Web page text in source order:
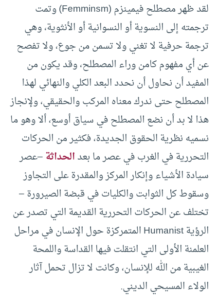
لقد ظهر مصطلح فيمينزم (Femminsm) وتمت
ترجمته إلى النسوية أو النسوانية أو الأنثوية، وهي
ترجمة حرفية لا تغني ولا تسمن من جوع، ولا تفصح
عن أي مفهوم كامن وراء المصطلح، وقد يكون من
المفيد أن نحاول أن نحدد البعد الكلي والنهائي لهذا
المصطلح حتى ندرك معناه المركب والحقيقي، ولإنجاز
هذا لا بد أن نضع المصطلح في سياق أوسع، ألا وهو ما
نسميه نظرية الحقوق الجديدة، فكثير من الحركات
التحررية في الغرب في عصر ما بعدالحداثة–عصر
سيادة الأشياء وإنكار المركز والمقدرة على التجاوز
وسقوط كل الثوابت والكليات في قبضة الصيرورة –
تختلف عن الحركات التحررية القديمة التي تصدر عن
الرؤية Humanist المتمركزة حول الإنسان في مراحل
العلمنة الأولى التي انتقلت فيها القداسة واللمحة
الغيبية من الله للإنسان، وكانت لا تزال تحمل آثار
الولاء المسيحي الديني.